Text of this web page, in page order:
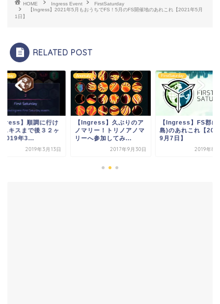
HOME Ingress Event
FirstSaturday
【Ingress】2021年5月もおうちでFS！5月のFS開催地のあれこれ【2021年5月
1日】
RELATED POST
】順調に行け
ニキスまで後３２ヶ
2019年3...
2019年3月13日
Anomaly
【Ingress】久ぶりのア
ノマリー！トリノアノマ
リーへ参加してみ...
2017年9月30日
FirstSaturday
【Ingress】FS郡山
島)のあれこれ【
9月7日】
2019年8